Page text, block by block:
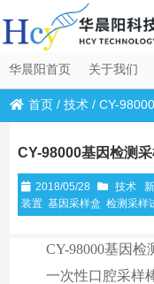
华晨阳首页 关于我们
首页 /技术 /CY-
CY-98000基因检测
2018/05/28 技术
装置 基因采样盒 检测采样
CY-98000基因检
一次性口腔采样